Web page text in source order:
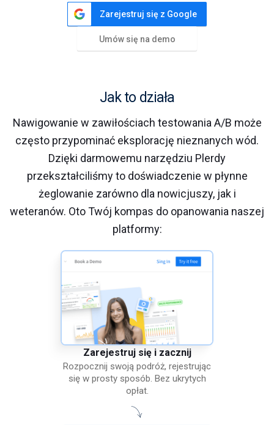
Zarejestruj się z Google
Umów się na demo
Jak to działa
Nawigowanie w zawiłościach testowania A/B może
często przypominać eksplorację nieznanych wód.
Dzięki darmowemu narzędziu Plerdy
przekształciliśmy to doświadczenie w płynne
żeglowanie zarówno dla nowicjuszy, jak i
weteranów. Oto Twój kompas do opanowania naszej
platformy:
Zarejestruj się i zacznij
Rozpocznij swoją podróż, rejestrując
się w prosty sposób. Bez ukrytych
opłat.